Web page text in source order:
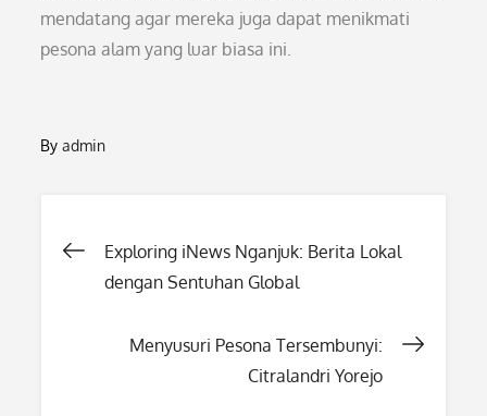
mendatang agar mereka juga dapat menikmati
pesona alam yang luar biasa ini.
Byadmin
Post
Exploring iNews Nganjuk: Berita Lokal
dengan Sentuhan Global
Menyusuri Pesona Tersembunyi:
Citralandri Yorejo